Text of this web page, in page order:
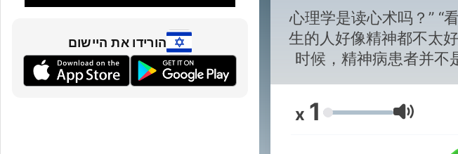
“心理学是读心术吗？” “
生的人好像精神都不太
时候，精神病患者并不
病”了... 就让我们利用5
间来认识不同的病症，
עוצמת שמע 1
הורידו את היישום